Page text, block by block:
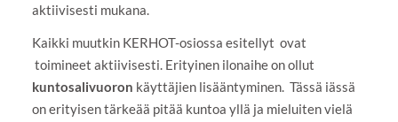
aktiivisesti mukana.
Kaikki muutkin KERHOT-osiossa esitellyt ovat
toimineet aktiivisesti. Erityinen ilonaihe on ollut
kuntosalivuoron käyttäjien lisääntyminen. Tässä iässä
on erityisen tärkeää pitää kuntoa yllä ja mieluiten vielä